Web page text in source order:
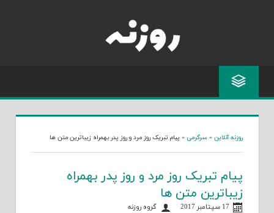
روزنه آنلاین » سرگرمی » پیام تبریک روز مرد و روز پدر بهمراه زیباترین متن ها
پیام تبریک روز مرد و روز پدر بهمراه
زیباترین متن ها
17 سپتامبر 2017
گروه روزنه